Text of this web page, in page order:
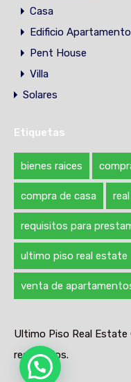
Casa
Edificio
Pent House
Villa
Solares
Etiquetas
bienes raices
compra de casa
requisitos para
ultimo piso real estate
venta de
Ultimo Piso Real
reservados.